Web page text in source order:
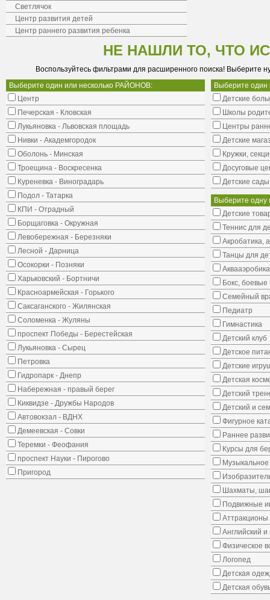
Светлячок
Центр развития детей
Центр раннего развития ребенка
НЕ НАШЛИ ТО, ЧТО
Воспользуйтесь фильтрами для расширенного поиска! Выберите
Выберите один или несколько РАЙОНОВ:
Центр
Печерская - Кловская
Лукьяновка - Львовская площадь
Нивки - Академгородок
Оболонь - Минская
Троещина - Воскресенка
Куреневка - Виноградарь
Подол - Татарка
КПИ - Отрадный
Борщаговка - Окружная
Левобережная - Березняки
Лесной - Дарница
Осокорки - Позняки
Харьковский - Бортничи
Красноармейская - Горького
Саксаганского - Жилянская
Соломенка - Жуляны
проспект Победы - Берестейская
Лукьяновка - Сырец
Петровка
Гидропарк - Днепр
Набережная - правый берег
Киквидзе - Дружбы Народов
Автовокзал - ВДНХ
Демеевская - Совки
Теремки - Феофания
проспект Науки - Пирогово
Пригород
Выберите
Детские
Школы
Центры
Детские
Кружки,
Досуговые
Детские сады
Выберите одну
Детские
Теннис для
Акробатика,
Танцы для
Бокс, боевые
Семейный
Педиатр
Гимнастика
Детский клуб
Детское
Детские
Детская
Детский
Детский и
Фигурное
Раннее
Курсы для
Шахматы,
Подвижные
Аттракционы
Английский
Физическое
Логопед
Детская
Детская